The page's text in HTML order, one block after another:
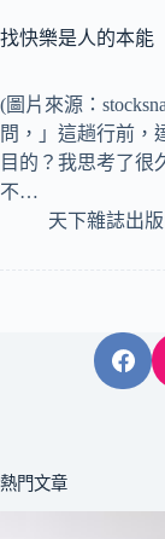
找快樂是人的本能
(圖片來源：
問，」這趟行前，
目的？我思考了很
不…
天下雜誌出版
熱門文章